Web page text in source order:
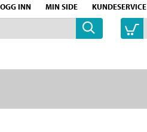
INN MIN SIDE KUNDESERVICE